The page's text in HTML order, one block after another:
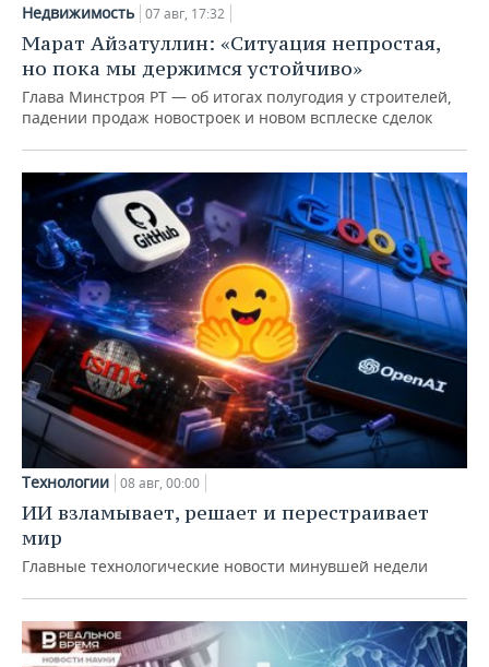
Недвижимость 07 авг, 17:32
Марат Айзатуллин: «Ситуация непростая,
но пока мы держимся устойчиво»
Глава Минстроя РТ — об итогах полугодия у строителей,
падении продаж новостроек и новом всплеске сделок
Технологии 08 авг, 00:00
ИИ взламывает, решает и перестраивает
мир
Главные технологические новости минувшей недели